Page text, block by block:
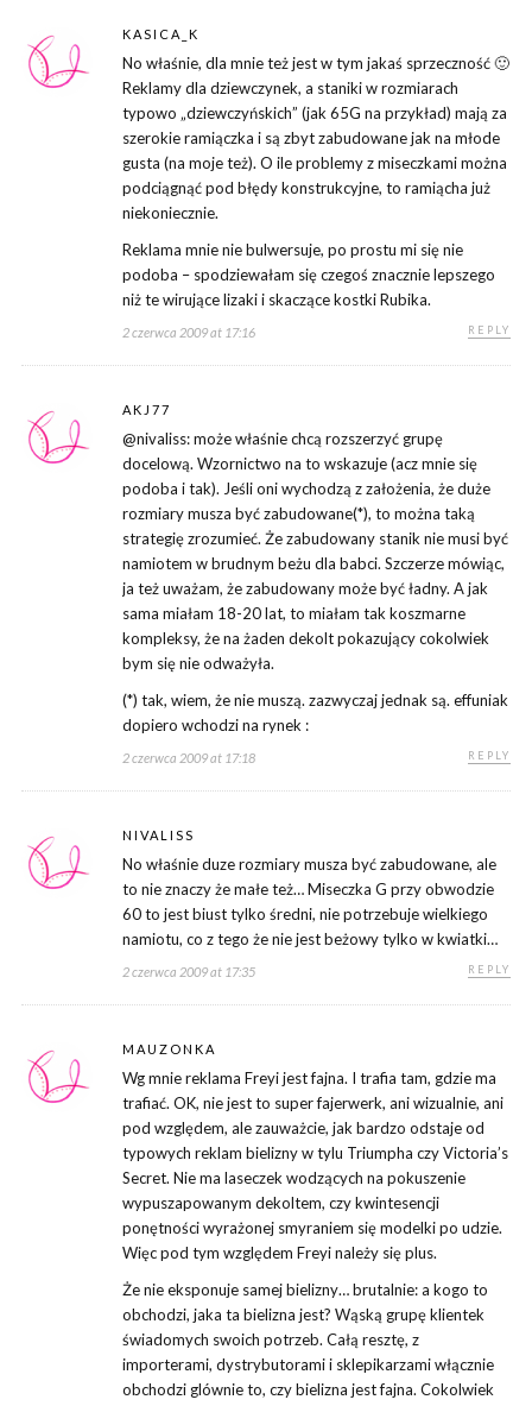
KASICA_K
No właśnie, dla mnie też jest w tym jakaś sprzeczność 🙂
Reklamy dla dziewczynek, a staniki w rozmiarach
typowo „dziewczyńskich” (jak 65G na przykład) mają za
szerokie ramiączka i są zbyt zabudowane jak na młode
gusta (na moje też). O ile problemy z miseczkami można
podciągnąć pod błędy konstrukcyjne, to ramiącha już
niekoniecznie.
Reklama mnie nie bulwersuje, po prostu mi się nie
podoba – spodziewałam się czegoś znacznie lepszego
niż te wirujące lizaki i skaczące kostki Rubika.
2 czerwca 2009 at 17:16 REPLY
AKJ77
@nivaliss: może właśnie chcą rozszerzyć grupę
docelową. Wzornictwo na to wskazuje (acz mnie się
podoba i tak). Jeśli oni wychodzą z założenia, że duże
rozmiary musza być zabudowane(*), to można taką
strategię zrozumieć. Że zabudowany stanik nie musi być
namiotem w brudnym beżu dla babci. Szczerze mówiąc,
ja też uważam, że zabudowany może być ładny. A jak
sama miałam 18-20 lat, to miałam tak koszmarne
kompleksy, że na żaden dekolt pokazujący cokolwiek
bym się nie odważyła.
(*) tak, wiem, że nie muszą. zazwyczaj jednak są. effuniak
dopiero wchodzi na rynek :
2 czerwca 2009 at 17:18 REPLY
NIVALISS
No właśnie duze rozmiary musza być zabudowane, ale
to nie znaczy że małe też… Miseczka G przy obwodzie
60 to jest biust tylko średni, nie potrzebuje wielkiego
namiotu, co z tego że nie jest beżowy tylko w kwiatki…
2 czerwca 2009 at 17:35 REPLY
MAUZONKA
Wg mnie reklama Freyi jest fajna. I trafia tam, gdzie ma
trafiać. OK, nie jest to super fajerwerk, ani wizualnie, ani
pod względem, ale zauważcie, jak bardzo odstaje od
typowych reklam bielizny w tylu Triumpha czy Victoria’s
Secret. Nie ma laseczek wodzących na pokuszenie
wypuszapowanym dekoltem, czy kwintesencji
ponętności wyrażonej smyraniem się modelki po udzie.
Więc pod tym względem Freyi należy się plus.
Że nie eksponuje samej bielizny… brutalnie: a kogo to
obchodzi, jaka ta bielizna jest? Wąską grupę klientek
świadomych swoich potrzeb. Całą resztę, z
importerami, dystrybutorami i sklepikarzami włącznie
obchodzi glównie to, czy bielizna jest fajna. Cokolwiek